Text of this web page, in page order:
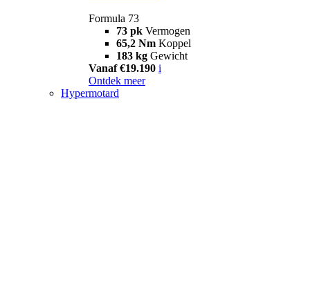
Formula 73
73 pk Vermogen
65,2 Nm Koppel
183 kg Gewicht
Vanaf €19.190 i
Ontdek meer
Hypermotard